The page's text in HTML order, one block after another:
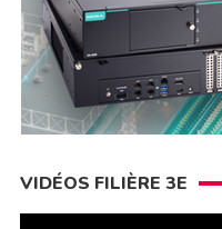
VIDÉOS FILIÈRE 3E